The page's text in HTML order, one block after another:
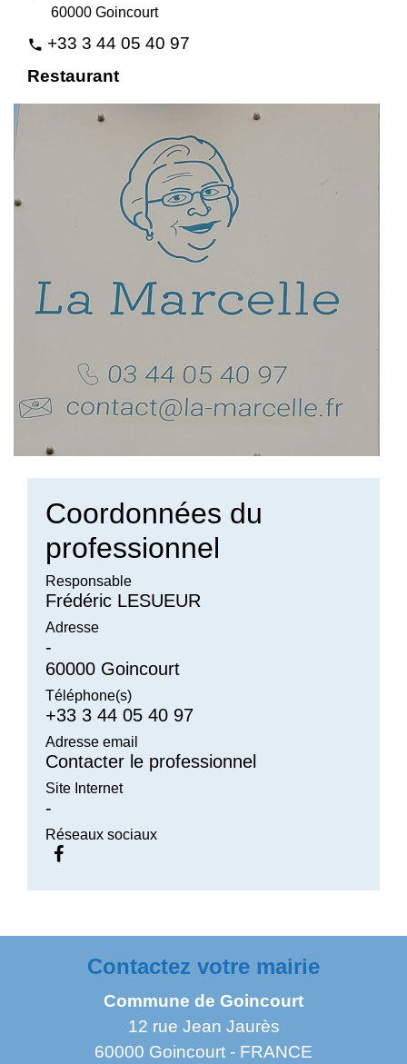
60000 Goincourt
phone +33 3 44 05 40 97
Restaurant
Coordonnées du
professionnel
Responsable
Frédéric LESUEUR
Adresse
-
60000 Goincourt
Téléphone(s)
+33 3 44 05 40 97
Adresse email
Contacter le professionnel
Site Internet
-
Réseaux sociaux
Contactez votre mairie
Commune de Goincourt
12 rue Jean Jaurès
60000 Goincourt - FRANCE